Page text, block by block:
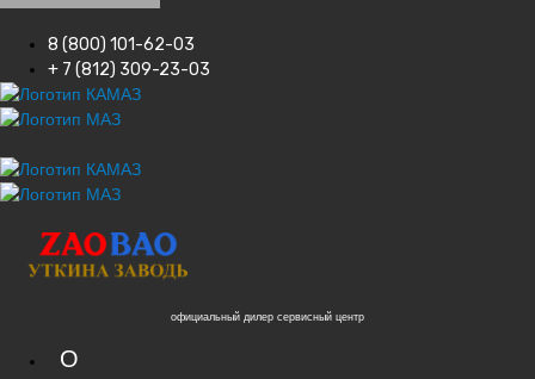
8 (800) 101-62-03
+ 7 (812) 309-23-03
официальный дилер сервисный центр
О